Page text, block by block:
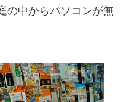
の中からパソコンが無